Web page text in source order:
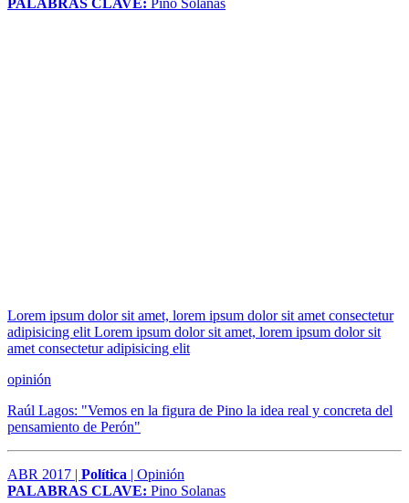
Lorem ipsum dolor sit amet, lorem ipsum dolor sit amet consectetur
adipisicing elit Lorem ipsum dolor sit amet, lorem ipsum dolor sit
amet consectetur adipisicing elit
opinión
Raúl Lagos: "Vemos en la figura de Pino la idea real y concreta del
pensamiento de Perón"
ABR 2017 | Política | Opinión
PALABRAS CLAVE: Pino Solanas